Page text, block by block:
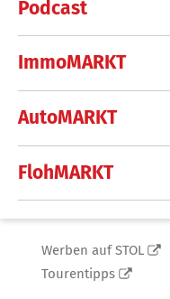
Podcast
ImmoMARKT
AutoMARKT
FlohMARKT
Werben auf STOL
Tourentipps